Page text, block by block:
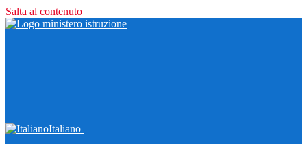
Salta al contenuto
Italiano